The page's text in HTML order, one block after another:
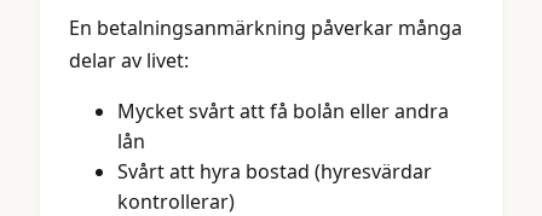
En betalningsanmärkning påverkar många
delar av livet:
Mycket svårt att få bolån eller andra
lån
Svårt att hyra bostad (hyresvärdar
kontrollerar)